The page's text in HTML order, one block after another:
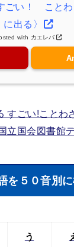
ごい！ こと
に出る〉
with カエレバ
すごい!ことわ
立国会図書館
を５０音別
う